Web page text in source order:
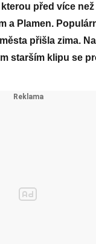
před více
a Plamen.
přišla zima.
starším klipu se